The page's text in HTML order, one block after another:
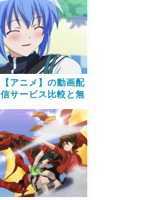
【アニメ】の動画配
信サービス比較と無